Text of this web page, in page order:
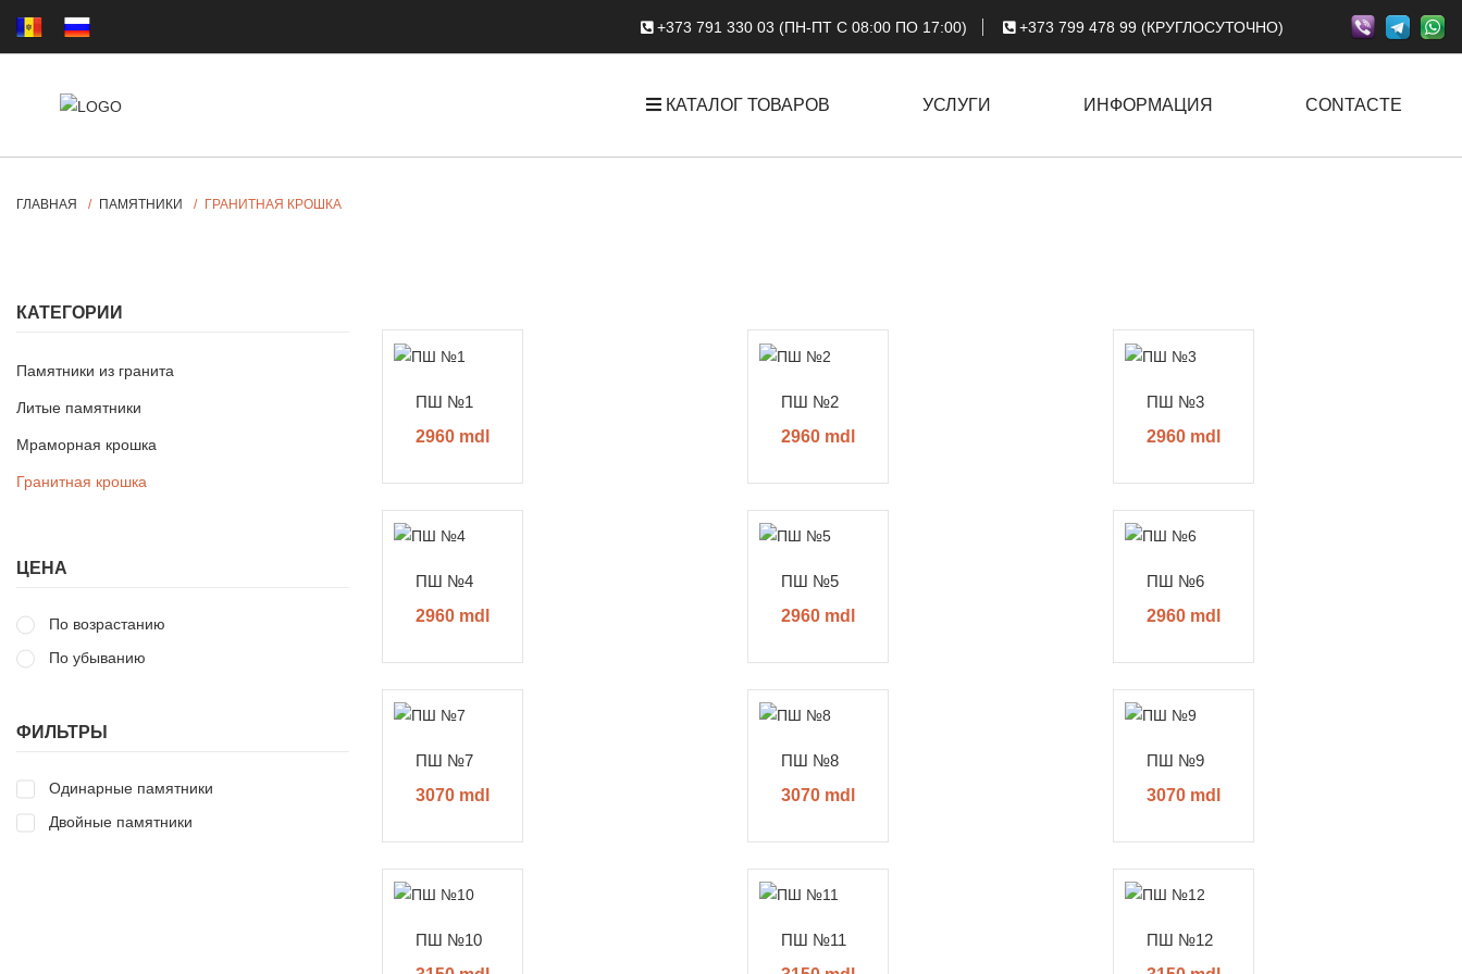
+373 791 330 03 (ПН-ПТ С 08:00 ПО 17:00) +373 799 478 99 (КРУГЛОСУТОЧНО)
КАТАЛОГ ТОВАРОВ УСЛУГИ ИНФОРМАЦИЯ CONTACTE
ГЛАВНАЯ ПАМЯТНИКИ ГРАНИТНАЯ КРОШКА
КАТЕГОРИИ
Памятники из гранита
Литые памятники
Мраморная крошка
Гранитная крошка
ЦЕНА
По возрастанию
По убыванию
ФИЛЬТРЫ
Одинарные памятники
Двойные памятники
ПШ №1
2960 mdl
ПШ №2
2960 mdl
ПШ №3
2960 mdl
ПШ №4
2960 mdl
ПШ №5
2960 mdl
ПШ №6
2960 mdl
ПШ №7
3070 mdl
ПШ №8
3070 mdl
ПШ №9
3070 mdl
ПШ №10
ПШ №11
ПШ №12